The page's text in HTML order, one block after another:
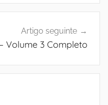
Artigo seguinte
Volume 3 Completo